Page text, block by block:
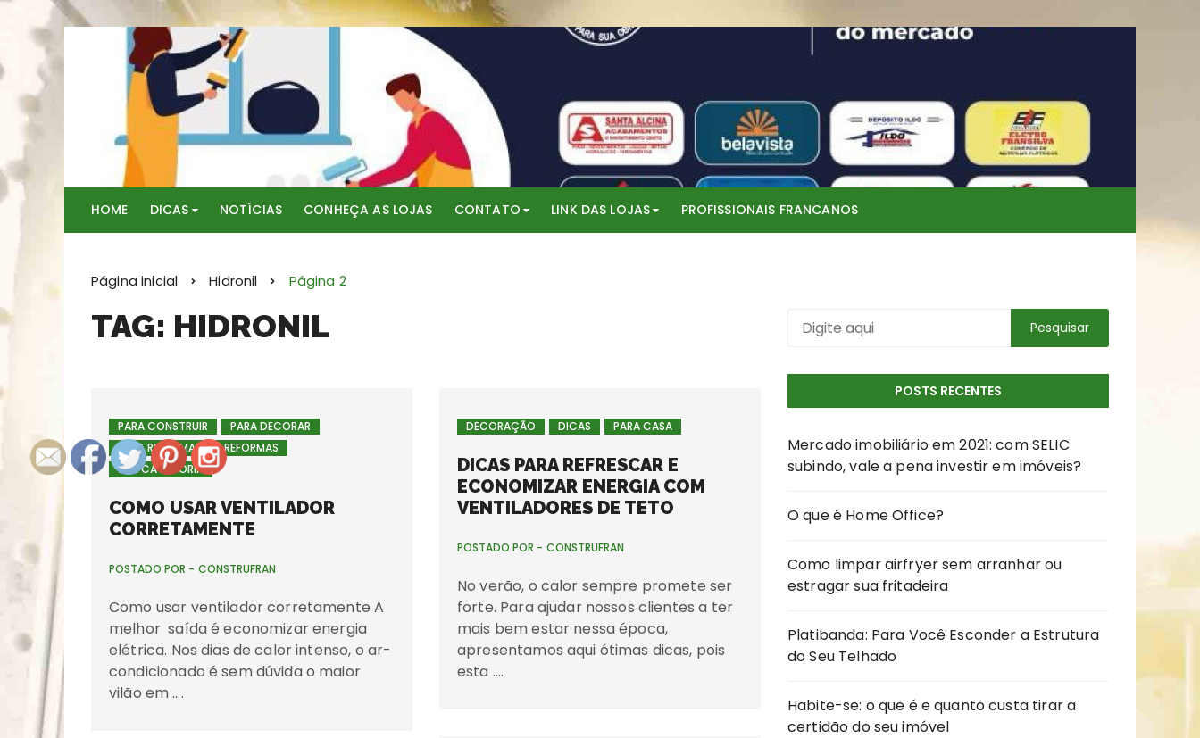
conteúdo
TUDO PARA SUA CONSTRUÇÃO
HOME DICAS NOTÍCIAS CONHEÇA AS LOJAS CONTATO LINK DAS LOJAS PROFISSIONAIS FRANCANOS
Página inicial Hidronil Página 2
TAG: HIDRONIL
PARA CONSTRUIR
PARA DECORAR
PARA REFORMAR
REFORMAS
SEM CATEGORIA
COMO USAR VENTILADOR
CORRETAMENTE
POSTADO POR - CONSTRUFRAN
Como usar ventilador corretamente A
melhor saída é economizar energia
elétrica. Nos dias de calor intenso, o ar-
condicionado é sem dúvida o maior
vilão em ….
DECORAÇÃO DICAS PARA CASA
DICAS PARA REFRESCAR E
ECONOMIZAR ENERGIA COM
VENTILADORES DE TETO
POSTADO POR - CONSTRUFRAN
No verão, o calor sempre promete ser
forte. Para ajudar nossos clientes a ter
mais bem estar nessa época,
apresentamos aqui ótimas dicas, pois
esta ….
POSTS RECENTES
Mercado imobiliário em 2021: com SELIC
subindo, vale a pena investir em imóveis?
O que é Home Office?
Como limpar airfryer sem arranhar ou
estragar sua fritadeira
Platibanda: Para Você Esconder a Estrutura
do Seu Telhado
Habite-se: o que é e quanto custa tirar a
certidão do seu imóvel